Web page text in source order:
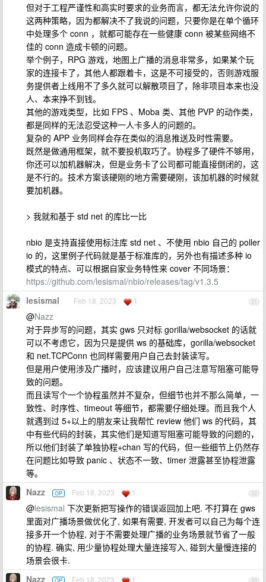
但对于工程严谨性和高实时要求的业务而言，都无法允许你说的
这两种策略，因为都解决不了我说的问题，只要你是在单个循环
中处理多个 conn ，就都可能存在一些健康 conn 被某些网络不
佳的 conn 造成卡顿的问题。
举个例子，RPG 游戏，地图上广播的消息非常多，如果某个玩
家的连接卡了，其他人都跟着卡，这是不可接受的，否则游戏服
务提供者上线用不了多久就可以解散项目了，除非项目本来也没
人、本来挣不到钱。
其他的游戏类型，比如 FPS 、Moba 类、其他 PVP 的动作类，
都是同样的无法忍受这种一人卡多人的问题的。
复杂的 APP 业务同样会存在类似的消息推送及时性需要。
既然是做通用框架，就不要投机取巧了。协程多了硬件不够用，
你还可以加机器解决，但是业务卡了公司都可能直接倒闭的，这
是不行的。技术方案该硬刚的地方需要硬刚，该加机器的时候就
要加机器。
> 我就和基于 std net 的库比一比
nbio 是支持直接使用标注库 std net 、不使用 nbio 自己的 poller
io 的，这里例子代码就是基于标准库的，另外也有描述多种 io
模式的特点、可以根据自家业务特性来 cover 不同场景：
https://github.com/lesismal/nbio/releases/tag/v1.3.5
31
lesismal Feb 18, 2023 1
@Nazz
对于异步写的问题，其实 gws 只对标 gorilla/websocket 的话就
可以不考虑它，因为只是提供 ws 的基础库，gorilla/websocket
和 net.TCPConn 也同样需要用户自己去封装读写。
但是用户使用涉及广播时，应该建议用户自己注意写阻塞可能导
致的问题。
而且读写个一个协程虽然并不复杂，但细节也并不那么简单，一
致性、时序性、timeout 等细节，都需要仔细处理。而且我个人
就遇到过 5+以上的朋友来让我帮忙 review 他们 ws 的代码，其
中有些代码的封装，其实他们是知道写阻塞可能导致的问题的，
所以他们封装了单独协程+chan 写的代码，但一些细节上仍然存
在问题比如导致 panic 、状态不一致、timer 泄露甚至协程泄露
等。
32
Nazz OP Feb 18, 2023 1
@lesismal 下次更新把写操作的错误返回加上吧. 不打算在 gws
里面对广播场景做优化了, 如果有需要, 开发者可以自己为每个连
接多开一个协程, 对于不需要处理广播的业务场景就节省了一般
的协程. 确实, 用少量协程处理大量连接写入, 碰到大量慢连接的
场景会很卡.
33
Nazz OP Feb 18, 2023 1